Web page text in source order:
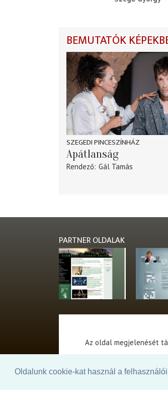
Oldalunk cookie-kat használ a
BEMUTATÓK
SZEGEDI PINCESZÍNHÁZ
Apátlanság
Rendező Gál Tamás
PARTNER OLDALAK
Az oldal megjelenését